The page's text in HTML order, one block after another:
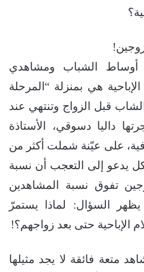
أوساط الشباب ومشاهدي
الإباحية هي بمنزلة “المرحلة
الشاب قبل الزواج وتنتهي عند
داليا دسوقي، الأستاذة
على عيّنة شملت أكثر من
يدعو إلى التعجب أن نسبة
تفوق نسبة المشاهدين
وهنا يظهر السؤال: لماذا يستمرّ
الإباحية حتى بعد زواجهم؟!
متعة فائقة لا يجد مثيلها